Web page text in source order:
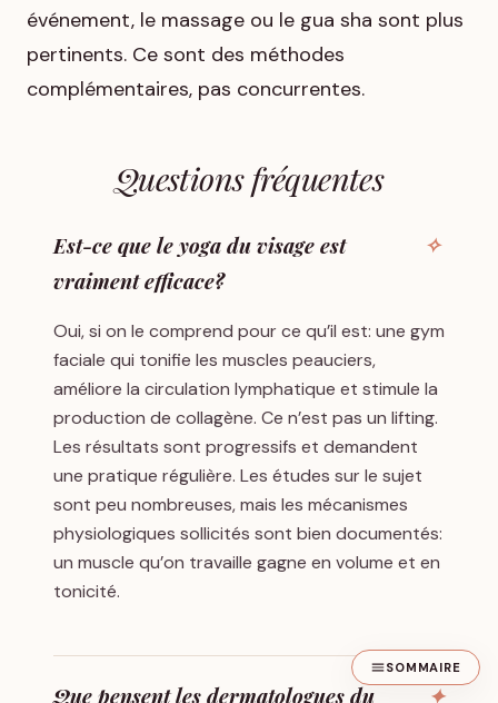
événement, le massage ou le gua sha sont plus
pertinents. Ce sont des méthodes
complémentaires, pas concurrentes.
Questions fréquentes
Est-ce que le yoga du visage est
vraiment efficace?
Oui, si on le comprend pour ce qu’il est: une gym
faciale qui tonifie les muscles peauciers,
améliore la circulation lymphatique et stimule la
production de collagène. Ce n’est pas un lifting.
Les résultats sont progressifs et demandent
une pratique régulière. Les études sur le sujet
sont peu nombreuses, mais les mécanismes
physiologiques sollicités sont bien documentés:
un muscle qu’on travaille gagne en volume et en
tonicité.
Que pensent les dermatologues du
SOMMAIRE